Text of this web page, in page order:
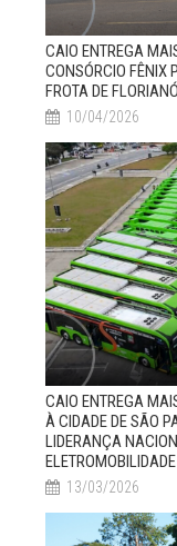
CAIO ENTREGA
CONSÓRCIO FÊNIX
FROTA DE
10/04/2026
CAIO ENTREGA
À CIDADE DE SÃO
LIDERANÇA
ELETROMOBILIDADE
13/03/2026